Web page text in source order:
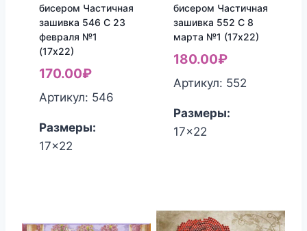
бисером Частичная
зашивка 546 С 23
февраля №1
(17х22)
170.00₽
Артикул: 546
Размеры:
17x22
бисером Частичная
зашивка 552 С 8
марта №1 (17х22)
180.00₽
Артикул: 552
Размеры:
17x22